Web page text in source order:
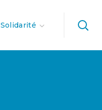
Solidarité